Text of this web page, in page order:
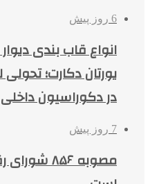
6 روز پیش
انواع قاب بندی
یورتان دکارت؛
در دکوراسیون داخلی
7 روز پیش
مصوبه ۸۵۶